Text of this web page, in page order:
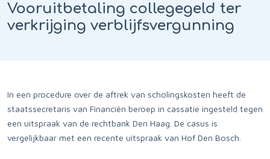
Vooruitbetaling collegegeld ter
verkrijging verblijfsvergunning
In een procedure over de aftrek van scholingskosten heeft de
staatssecretaris van Financiën beroep in cassatie ingesteld tegen
een uitspraak van de rechtbank Den Haag. De casus is
vergelijkbaar met een recente uitspraak van Hof Den Bosch.